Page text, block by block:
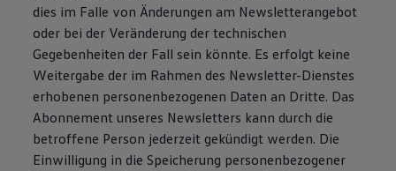
dies im Falle von Änderungen am Newsletterangebot
oder bei der Veränderung der technischen
Gegebenheiten der Fall sein könnte. Es erfolgt keine
Weitergabe der im Rahmen des Newsletter-Dienstes
erhobenen personenbezogenen Daten an Dritte. Das
Abonnement unseres Newsletters kann durch die
betroffene Person jederzeit gekündigt werden. Die
Einwilligung in die Speicherung personenbezogener